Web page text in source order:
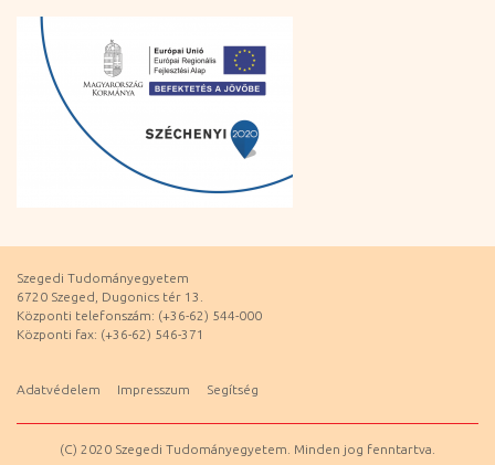
Szegedi Tudományegyetem
6720 Szeged, Dugonics tér 13.
Központi telefonszám: (+36-62) 544-000
Központi fax: (+36-62) 546-371
Adatvédelem Impresszum Segítség
(C) 2020 Szegedi Tudományegyetem. Minden jog fenntartva.